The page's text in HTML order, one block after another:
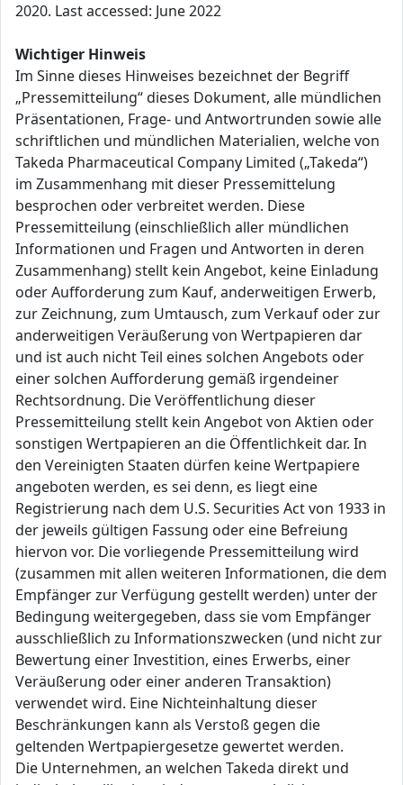
2020. Last accessed: June 2022
Wichtiger Hinweis
Im Sinne dieses Hinweises bezeichnet der Begriff
„Pressemitteilung“ dieses Dokument, alle mündlichen
Präsentationen, Frage- und Antwortrunden sowie alle
schriftlichen und mündlichen Materialien, welche von
Takeda Pharmaceutical Company Limited („Takeda“)
im Zusammenhang mit dieser Pressemittelung
besprochen oder verbreitet werden. Diese
Pressemitteilung (einschließlich aller mündlichen
Informationen und Fragen und Antworten in deren
Zusammenhang) stellt kein Angebot, keine Einladung
oder Aufforderung zum Kauf, anderweitigen Erwerb,
zur Zeichnung, zum Umtausch, zum Verkauf oder zur
anderweitigen Veräußerung von Wertpapieren dar
und ist auch nicht Teil eines solchen Angebots oder
einer solchen Aufforderung gemäß irgendeiner
Rechtsordnung. Die Veröffentlichung dieser
Pressemitteilung stellt kein Angebot von Aktien oder
sonstigen Wertpapieren an die Öffentlichkeit dar. In
den Vereinigten Staaten dürfen keine Wertpapiere
angeboten werden, es sei denn, es liegt eine
Registrierung nach dem U.S. Securities Act von 1933 in
der jeweils gültigen Fassung oder eine Befreiung
hiervon vor. Die vorliegende Pressemitteilung wird
(zusammen mit allen weiteren Informationen, die dem
Empfänger zur Verfügung gestellt werden) unter der
Bedingung weitergegeben, dass sie vom Empfänger
ausschließlich zu Informationszwecken (und nicht zur
Bewertung einer Investition, eines Erwerbs, einer
Veräußerung oder einer anderen Transaktion)
verwendet wird. Eine Nichteinhaltung dieser
Beschränkungen kann als Verstoß gegen die
geltenden Wertpapiergesetze gewertet werden.
Die Unternehmen, an welchen Takeda direkt und